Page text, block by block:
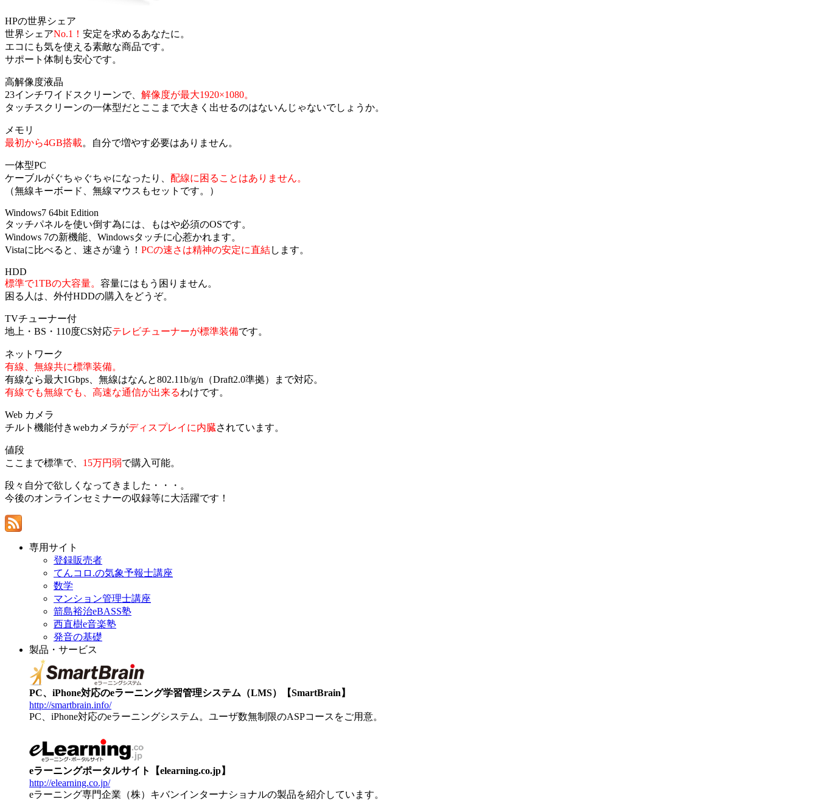
HPの世界シェア
世界シェアNo.1！ 安定を求めるあなたに。
エコにも気を使える素敵な商品です。
サポート体制も安心です。
高解像度液晶
23インチワイドスクリーンで、 解像度が最大1920×1080。
タッチスクリーンの一体型だとここまで大きく出せるのはないんじゃないでしょうか。
メモリ
最初から4GB搭載。自分で増やす必要はありません。
一体型PC
ケーブルがぐちゃぐちゃになったり、 配線に困ることはありません。
（無線キーボード、無線マウスもセットです。）
Windows7 64bit Edition
タッチパネルを使い倒す為には、もはや必須のOSです。
Windows 7の新機能、Windowsタッチに心惹かれます。
Vistaに比べると、速さが違う！ PCの速さは精神の安定に直結します。
HDD
標準で1TBの大容量。 容量にはもう困りません。
困る人は、外付HDDの購入をどうぞ。
TVチューナー付
地上・BS・110度CS対応テレビチューナーが標準装備です。
ネットワーク
有線、無線共に標準装備。
有線なら最大1Gbps、無線はなんと802.11b/g/n（Draft2.0準拠）まで対応。
有線でも無線でも、高速な通信が出来るわけです。
Web カメラ
チルト機能付きwebカメラがディスプレイに内臓されています。
値段
ここまで標準で、 15万円弱で購入可能。
段々自分で欲しくなってきました・・・。
今後のオンラインセミナーの収録等に大活躍です！
専用サイト
登録販売者
てんコロ.の気象予報士講座
数学
マンション管理士講座
箭島裕治eBASS塾
西直樹e音楽塾
発音の基礎
製品・サービス
PC、iPhone対応のeラーニング学習管理システム（LMS）【SmartBrain】
http://smartbrain.info/
PC、iPhone対応のeラーニングシステム。ユーザ数無制限のASPコースをご用意。
eラーニングポータルサイト【elearning.co.jp】
http://elearning.co.jp/
eラーニング専門企業（株）キバンインターナショナルの製品を紹介しています。